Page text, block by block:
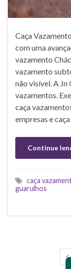
Caça
com uma
vazamento
vazamento
não visível. A Jn
vazamentos.
caça
empresas e
Continue
caça
guarulhos